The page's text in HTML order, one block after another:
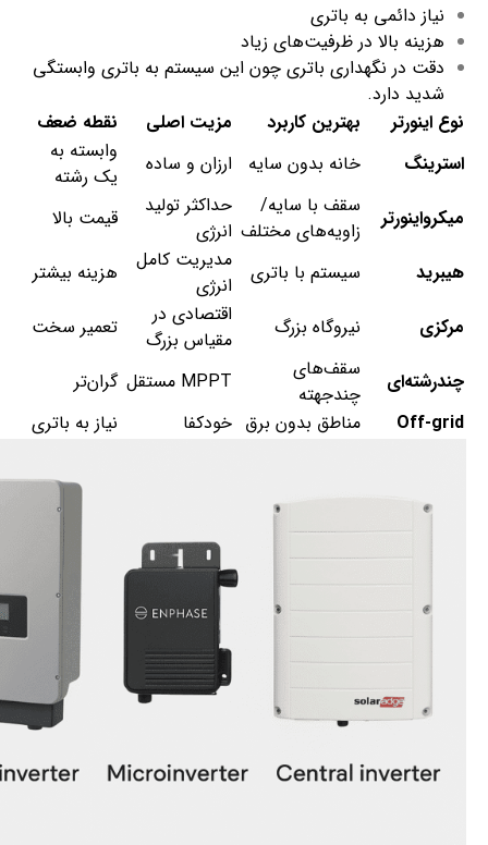
نیاز دائمی به باتری
هزینه بالا در ظرفیت‌های زیاد
دقت در نگه­داری باتری چون این سیستم به باتری وابستگی
شدید دارد.
نوع اینورتر
بهترین کاربرد مزیت اصلی
نقطه ضعف
استرینگ
خانه بدون سایه ارزان و ساده
وابسته به
یک رشته
میکرواینورتر
سقف با سایه/
زاویه‌های مختلف
حداکثر تولید
انرژی
قیمت بالا
هیبرید
سیستم با باتری
مدیریت کامل
انرژی
هزینه بیشتر
مرکزی
نیروگاه بزرگ
اقتصادی در
مقیاس بزرگ
تعمیر سخت
چندرشته‌ای
سقف‌های
چندجهته
MPPT مستقل
گران‌تر
Off-grid
مناطق بدون برق خودکفا نیاز به باتری